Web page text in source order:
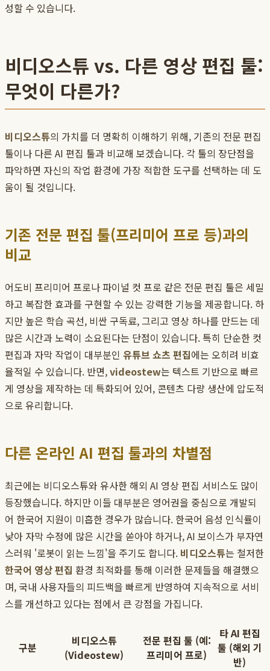
성할 수 있습니다.
비디오스튜 vs. 다른 영상 편집 툴:
무엇이 다른가?
비디오스튜의 가치를 더 명확히 이해하기 위해, 기존의 전문 편집
툴이나 다른 AI 편집 툴과 비교해 보겠습니다. 각 툴의 장단점을
파악하면 자신의 작업 환경에 가장 적합한 도구를 선택하는 데 도
움이 될 것입니다.
기존 전문 편집 툴(프리미어 프로 등)과의
비교
어도비 프리미어 프로나 파이널 컷 프로 같은 전문 편집 툴은 세밀
하고 복잡한 효과를 구현할 수 있는 강력한 기능을 제공합니다. 하
지만 높은 학습 곡선, 비싼 구독료, 그리고 영상 하나를 만드는 데
많은 시간과 노력이 소요된다는 단점이 있습니다. 특히 단순한 컷
편집과 자막 작업이 대부분인 유튜브 쇼츠 편집에는 오히려 비효
율적일 수 있습니다. 반면,videostew는 텍스트 기반으로 빠르
게 영상을 제작하는 데 특화되어 있어, 콘텐츠 다량 생산에 압도적
으로 유리합니다.
다른 온라인 AI 편집 툴과의 차별점
최근에는 비디오스튜와 유사한 해외 AI 영상 편집 서비스도 많이
등장했습니다. 하지만 이들 대부분은 영어권을 중심으로 개발되
어 한국어 지원이 미흡한 경우가 많습니다. 한국어 음성 인식률이
낮아 자막 수정에 많은 시간을 쏟아야 하거나, AI 보이스가 부자연
스러워 '로봇이 읽는 느낌'을 주기도 합니다. 비디오스튜는 철저한
한국어 영상 편집 환경 최적화를 통해 이러한 문제들을 해결했으
며, 국내 사용자들의 피드백을 빠르게 반영하여 지속적으로 서비
스를 개선하고 있다는 점에서 큰 강점을 가집니다.
구분
비디오스튜
(Videostew)
전문 편집 툴 (예:
프리미어 프로)
타 AI 편집
툴 (해외 기
반)